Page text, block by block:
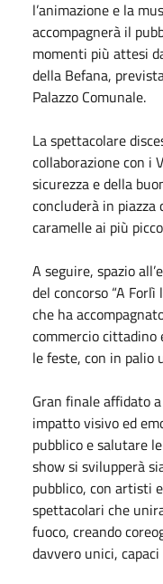
l’animazione e la
accompagnerà il
momenti più attesi
della Befana,
Palazzo Comunale.
La spettacolare
collaborazione con i
sicurezza e della
concluderà in
caramelle ai più
A seguire, spazio
del concorso “A
che ha
commercio
le feste, con in palio
Gran finale affidato
impatto visivo ed
pubblico e salutare
show si svilupperà
pubblico, con artisti
spettacolari che
fuoco, creando
davvero unici,